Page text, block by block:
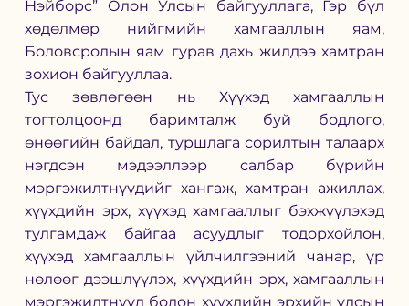
Нэйборс” Олон Улсын байгууллага, Гэр бүл
хөдөлмөр нийгмийн хамгааллын яам,
Боловсролын яам гурав дахь жилдээ хамтран
зохион байгууллаа.
Тус зөвлөгөөн нь Хүүхэд хамгааллын
тогтолцоонд баримталж буй бодлого,
өнөөгийн байдал, туршлага сорилтын талаарх
нэгдсэн мэдээллээр салбар бүрийн
мэргэжилтнүүдийг хангаж, хамтран ажиллах,
хүүхдийн эрх, хүүхэд хамгааллыг бэхжүүлэхэд
тулгамдаж байгаа асуудлыг тодорхойлон,
хүүхэд хамгааллын үйлчилгээний чанар, үр
нөлөөг дээшлүүлэх, хүүхдийн эрх, хамгааллын
мэргэжилтнүүд болон хүүхдийн эрхийн улсын